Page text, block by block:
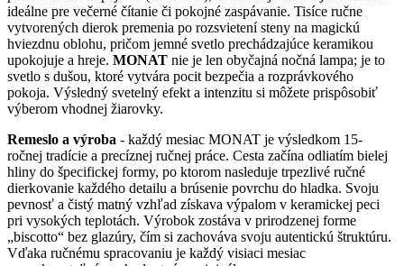
ideálne pre večerné čítanie či pokojné zaspávanie. Tisíce ručne
vytvorených dierok premenia po rozsvietení steny na magickú
hviezdnu oblohu, pričom jemné svetlo prechádzajúce keramikou
upokojuje a hreje. MONAT nie je len obyčajná nočná lampa; je to
svetlo s dušou, ktoré vytvára pocit bezpečia a rozprávkového
pokoja. Výsledný svetelný efekt a intenzitu si môžete prispôsobiť
výberom vhodnej žiarovky.
Remeslo a výroba - každý mesiac MONAT je výsledkom 15-
ročnej tradície a precíznej ručnej práce. Cesta začína odliatím bielej
hliny do špecifickej formy, po ktorom nasleduje trpezlivé ručné
dierkovanie každého detailu a brúsenie povrchu do hladka. Svoju
pevnosť a čistý matný vzhľad získava výpalom v keramickej peci
pri vysokých teplotách. Výrobok zostáva v prirodzenej forme
„biscotto“ bez glazúry, čím si zachováva svoju autentickú štruktúru.
Vďaka ručnému spracovaniu je každý visiaci mesiac